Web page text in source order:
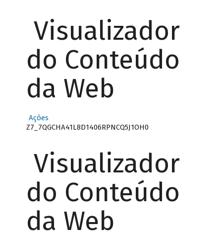
Visualizador
do Conteúdo
da Web
Ações
Z7_7QGCHA41L8D1406RPNCQ5J1OH0
Visualizador
do Conteúdo
da Web